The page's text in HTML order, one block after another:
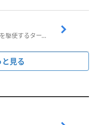
武器の『アビリティ』と『戦神』を駆使するターン制コマンドバトルRPG！
見る